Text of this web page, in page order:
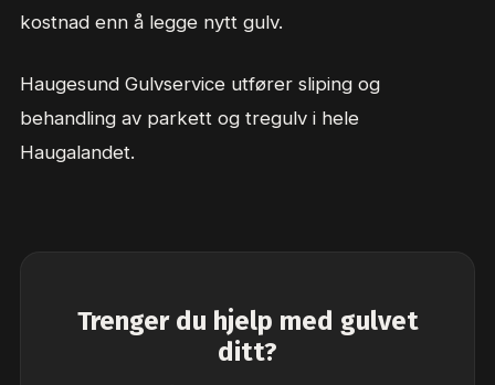
kostnad enn å legge nytt gulv.
Haugesund Gulvservice utfører sliping og
behandling av parkett og tregulv i hele
Haugalandet.
Trenger du hjelp med gulvet
ditt?